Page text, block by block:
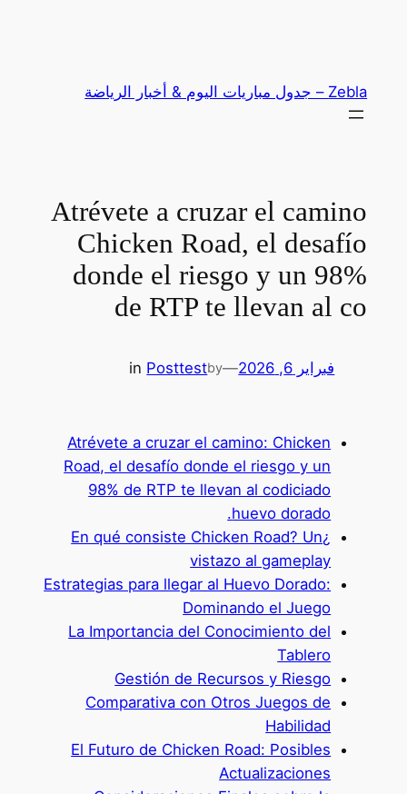
Zebla – جدول مباريات اليوم & أخبار الرياضة
Atrévete a cruzar el camino
Chicken Road, el desafío
donde el riesgo y un 98%
de RTP te llevan al co
فبراير 6, 2026 —
by
test
in Post
Atrévete a cruzar el camino: Chicken
Road, el desafío donde el riesgo y un
98% de RTP te llevan al codiciado
huevo dorado.
¿En qué consiste Chicken Road? Un
vistazo al gameplay
Estrategias para llegar al Huevo Dorado:
Dominando el Juego
La Importancia del Conocimiento del
Tablero
Gestión de Recursos y Riesgo
Comparativa con Otros Juegos de
Habilidad
El Futuro de Chicken Road: Posibles
Actualizaciones